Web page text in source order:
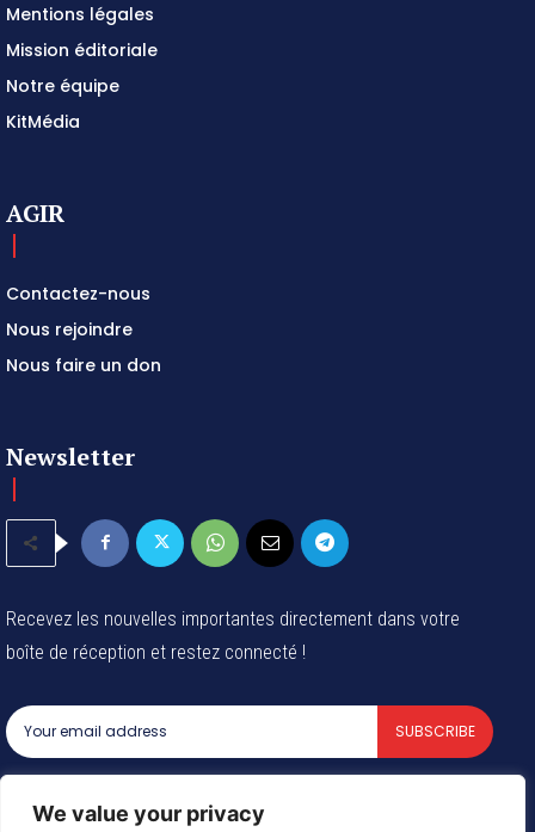
We value your privacy
Mentions légales
Mission éditoriale
Notre équipe
KitMédia
AGIR
Contactez-nous
Nous rejoindre
Nous faire un don
Newsletter
Recevez les nouvelles importantes directement dans votre
boîte de réception et restez connecté !
SUBSCRIBE